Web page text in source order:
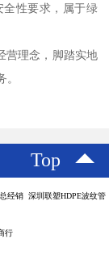
性要求，属于绿
营理念，脚踏实地
Top
经销 深圳联塑HDPE波纹管
行